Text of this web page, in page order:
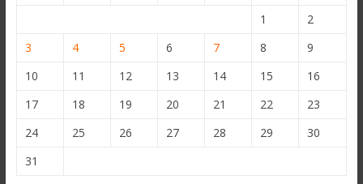
1
2
3
4 5 6 7 8
9
10
11 12 13 14 15
16
17
18 19 20 21 22
23
24
25 26 27 28 29
30
31